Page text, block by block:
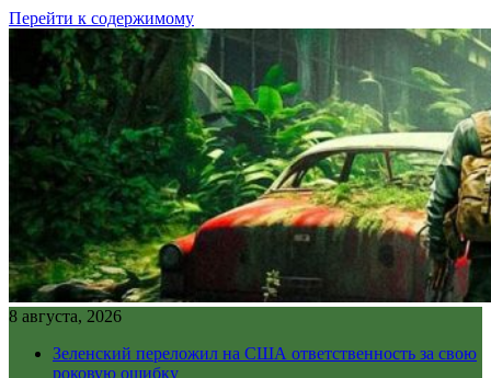
Перейти к содержимому
8 августа, 2026
Зеленский переложил на США ответственность за свою
роковую ошибку